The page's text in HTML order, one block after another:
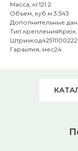
Масса, кг121.2
Объем, куб.м.3.543
Дополнительные
Тип крепленияКрюк
Гарантия, мес24